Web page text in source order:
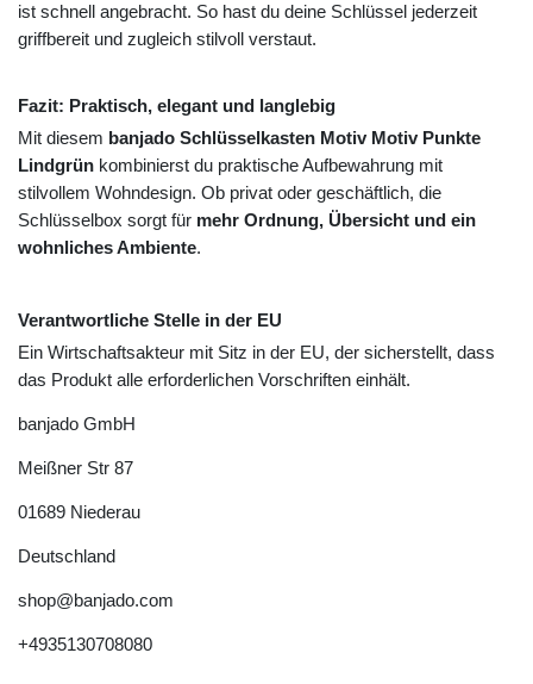
ist schnell angebracht. So hast du deine Schlüssel jederzeit
griffbereit und zugleich stilvoll verstaut.
Fazit: Praktisch, elegant und langlebig
Mit diesem banjado Schlüsselkasten Motiv Motiv Punkte
Lindgrün kombinierst du praktische Aufbewahrung mit
stilvollem Wohndesign. Ob privat oder geschäftlich, die
Schlüsselbox sorgt für mehr Ordnung, Übersicht und ein
wohnliches Ambiente.
Verantwortliche Stelle in der EU
Ein Wirtschaftsakteur mit Sitz in der EU, der sicherstellt, dass
das Produkt alle erforderlichen Vorschriften einhält.
banjado GmbH
Meißner Str 87
01689 Niederau
Deutschland
shop@banjado.com
+4935130708080